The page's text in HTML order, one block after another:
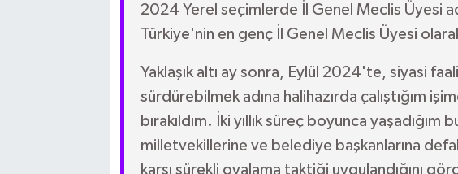
2024 Yerel seçimlerde İl Genel Meclis Üyesi
Türkiye'nin en genç İl Genel Meclis Üyesi
Yaklaşık altı ay sonra, Eylül 2024'te, siyasi
sürdürebilmek adına halihazırda çalıştığım
bırakıldım. İki yıllık süreç boyunca yaşadığım
milletvekillerine ve belediye başkanlarına
karşı sürekli oyalama taktiği uygulandığını